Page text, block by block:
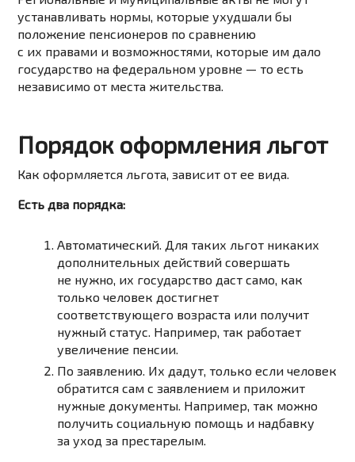
устанавливать нормы, которые ухудшали бы
положение пенсионеров по сравнению
с их правами и возможностями, которые им дало
государство на федеральном уровне — то есть
независимо от места жительства.
Порядок оформления льгот
Как оформляется льгота, зависит от ее вида.
Есть два порядка:
Автоматический. Для таких льгот никаких
дополнительных действий совершать
не нужно, их государство даст само, как
только человек достигнет
соответствующего возраста или получит
нужный статус. Например, так работает
увеличение пенсии.
По заявлению. Их дадут, только если человек
обратится сам с заявлением и приложит
нужные документы. Например, так можно
получить социальную помощь и надбавку
за уход за престарелым.